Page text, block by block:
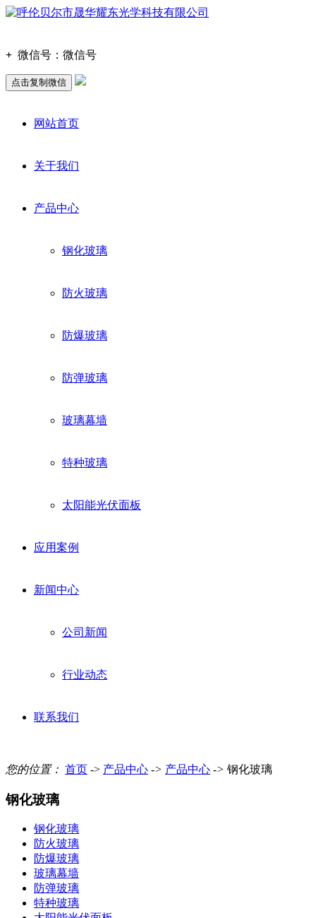
+ 微信号： 微信号
点击复制微信
网站首页
关于我们
产品中心
钢化玻璃
防火玻璃
防爆玻璃
防弹玻璃
玻璃幕墙
特种玻璃
太阳能光伏面板
应用案例
新闻中心
公司新闻
行业动态
联系我们
您的位置： 首页 -> 产品中心 -> 产品中心 -> 钢化玻璃
钢化玻璃
钢化玻璃
防火玻璃
防爆玻璃
玻璃幕墙
防弹玻璃
特种玻璃